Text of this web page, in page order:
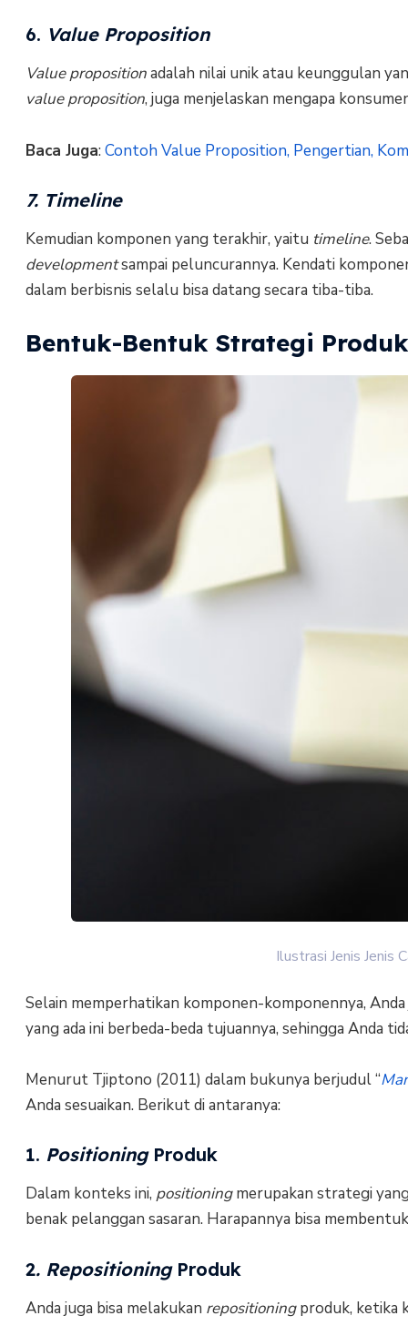
6. Value Proposition
Value propositionadalah nilai unik atau keunggulan
value proposition, juga menjelaskan mengapa
Baca Juga: Contoh Value Proposition, Pengertian,
7. Timeline
Kemudian komponen yang terakhir, yaitu timeline.
developmentsampai peluncurannya. Kendati
dalam berbisnis selalu bisa datang secara tiba-tiba.
Bentuk-Bentuk Strategi Produk
Ilustrasi Jenis Jenis
Selain memperhatikan komponen-komponennya,
yang ada ini berbeda-beda tujuannya, sehingga Anda
Menurut Tjiptono (2011) dalam bukunya berjudul “
Anda sesuaikan. Berikut di antaranya:
1. Positioning Produk
Dalam konteks ini, positioningmerupakan strategi
benak pelanggan sasaran. Harapannya bisa
2. Repositioning Produk
Anda juga bisa melakukan repositioningproduk, ketika